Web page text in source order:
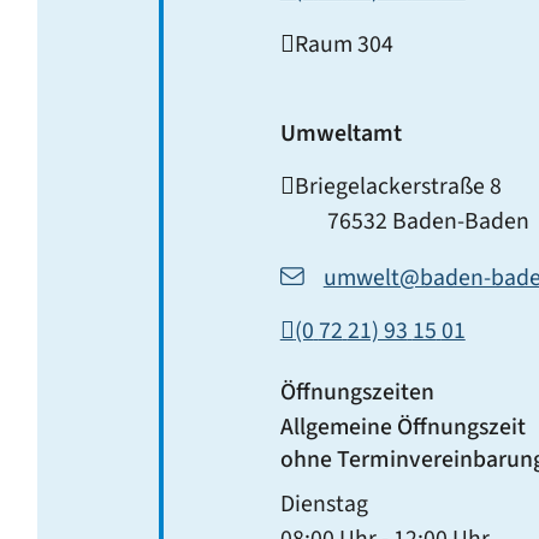
Raum304
Umweltamt
Briegelackerstraße 8
76532 Baden-Baden
umwelt@baden-
(07221) 931501
Öffnungszeiten
Allgemeine Öffnungszeit
ohne
Dienstag